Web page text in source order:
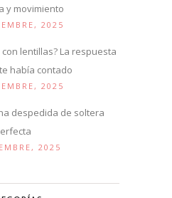
y movimiento
2025
lentillas? La respuesta
había contado
2025
despedida de soltera
2025